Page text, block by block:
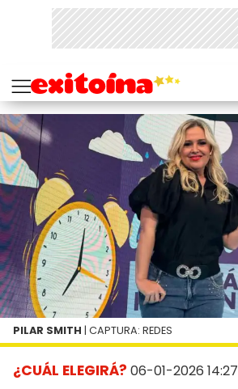
¿CUÁL ELEGIRÁ? 06-01-2026 14:27
PILAR SMITH | CAPTURA: REDES